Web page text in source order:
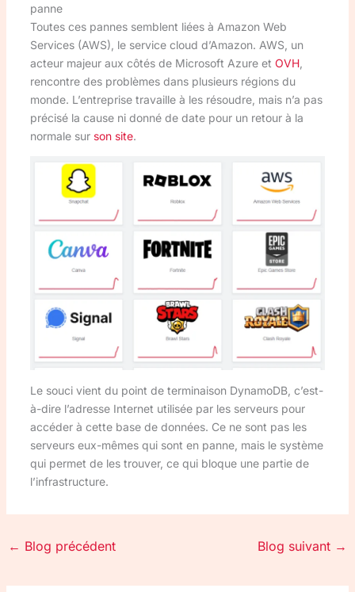
panne
Toutes ces pannes semblent liées à Amazon Web
Services (AWS), le service cloud d’Amazon. AWS, un
acteur majeur aux côtés de Microsoft Azure et OVH,
rencontre des problèmes dans plusieurs régions du
monde. L’entreprise travaille à les résoudre, mais n’a pas
précisé la cause ni donné de date pour un retour à la
normale sur son site.
Le souci vient du point de terminaison DynamoDB, c’est-
à-dire l’adresse Internet utilisée par les serveurs pour
accéder à cette base de données. Ce ne sont pas les
serveurs eux-mêmes qui sont en panne, mais le système
qui permet de les trouver, ce qui bloque une partie de
l’infrastructure.
← Blog précédent Blog suivant →